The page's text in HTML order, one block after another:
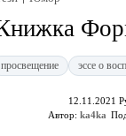
Книжка
просвещение эссе о
12.11.2021
Автор: ka4ka